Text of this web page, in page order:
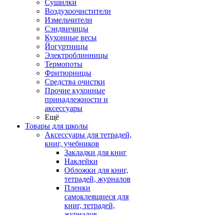
Сушилки
Воздухоочистители
Измельчители
Сэндвичицы
Кухонные весы
Йогуртницы
Электроблинницы
Термопоты
Фритюрницы
Средства очистки
Прочие кухонные
принадлежности и
аксессуары
Ещё
Товары для школы
Аксессуары для тетрадей,
книг, учебников
Закладки для книг
Наклейки
Обложки для книг,
тетрадей, журналов
Пленки
самоклеящиеся для
книг, тетрадей,